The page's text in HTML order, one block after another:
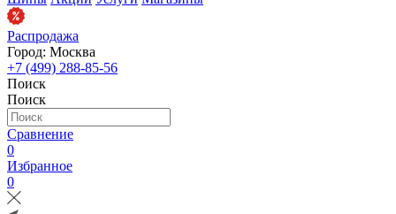
Распродажа
Город: Москва
+7 (499) 288-85-56
Поиск
Поиск
Сравнение
0
Избранное
0